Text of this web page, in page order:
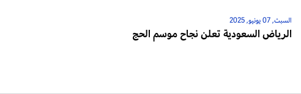
السبت, 07 يونيو, 2025
الرياض السعودية تعلن نجاح موسم الحج